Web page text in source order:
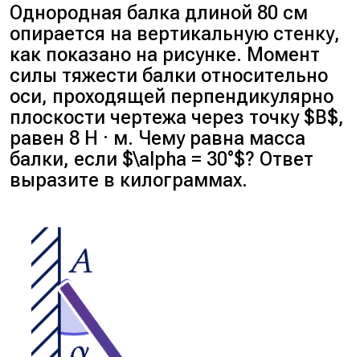
Однородная балка длиной 80 см
опирается на вертикальную стенку,
как показано на рисунке. Момент
силы тяжести балки относительно
оси, проходящей перпендикулярно
плоскости чертежа через точку $B$,
равен 8 Н · м. Чему равна масса
балки, если $\alpha = 30°$? Ответ
выразите в килограммах.